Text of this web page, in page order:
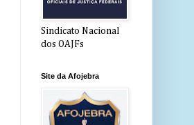
Sindicato Nacional
dos OAJFs
Site da Afojebra